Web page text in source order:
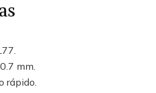
mm.
rápido.